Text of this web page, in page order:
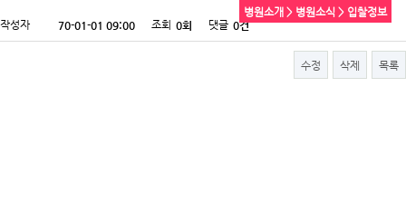
병원소개 > 병원소식 > 입찰정보
작성자
70-01-01 09:00 조회 0회 댓글 0건
수정 삭제 목록